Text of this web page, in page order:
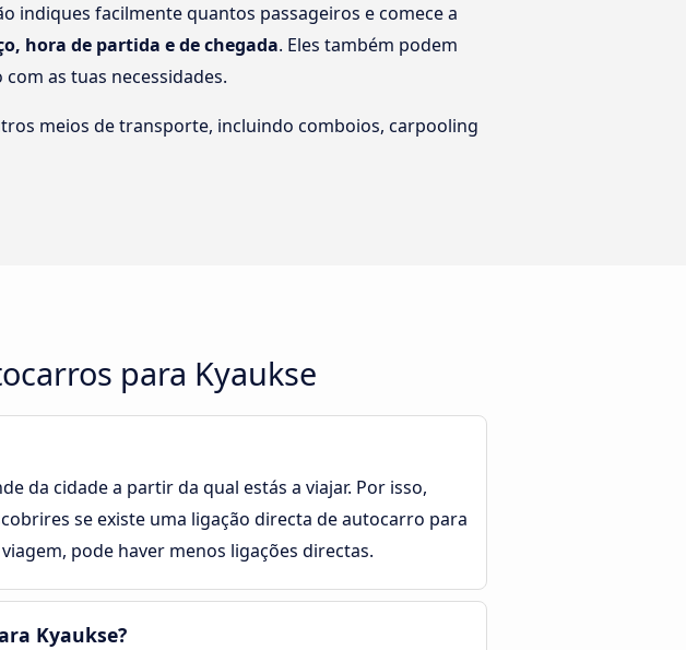
indiques facilmente quantos passageiros e comece a
hora de partida e de chegada. Eles também podem
as tuas necessidades.
meios de transporte, incluindo comboios, carpooling
para Kyaukse
da cidade a partir da qual estás a viajar. Por isso,
se existe uma ligação directa de autocarro para
pode haver menos ligações directas.
Kyaukse?